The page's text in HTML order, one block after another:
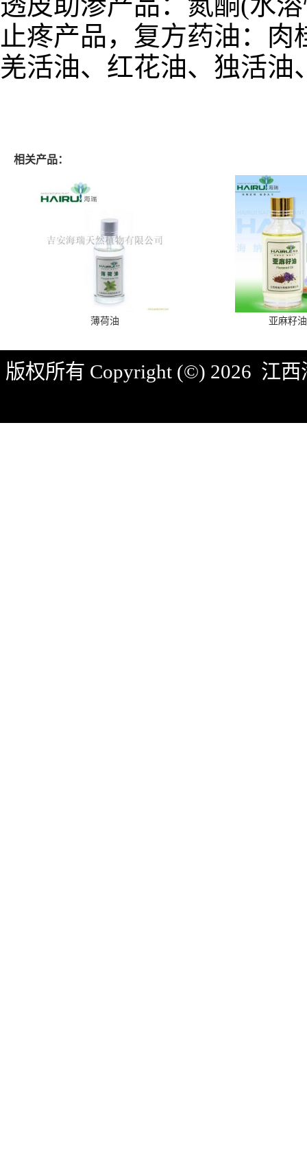
止疼产品，复方药油：
羌活油、红花油、独活油
相关产品：
薄荷油 亚麻籽
版权所有 Copyright (©) 2026 江西